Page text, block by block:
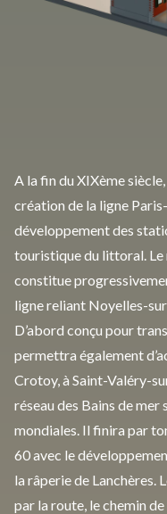
A la fin du XIXème
création de la ligne
développement des
touristique du littoral. Le
constitue
ligne reliant Noyelles-
D’abord conçu pour
permettra également
Crotoy, à Saint-Valéry-
réseau des Bains de
mondiales. Il finira par
60 avec le
la râperie de Lanchères.
par la route, le chemin